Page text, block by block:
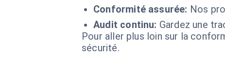
Conformité assurée: Nos
Audit continu: Gardez une
Pour aller plus loin sur la
sécurité.